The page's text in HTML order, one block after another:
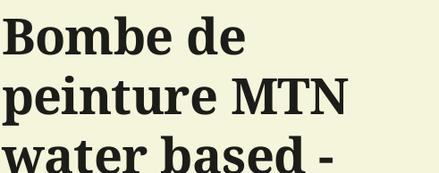
Bombe de
peinture MTN
water based -